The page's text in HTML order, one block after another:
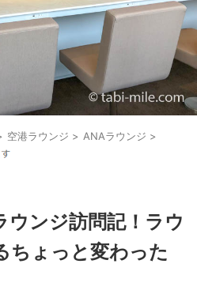
空港ラウンジ > ANAラウンジ >
ウンジ訪問記！ラウ
ちょっと変わった